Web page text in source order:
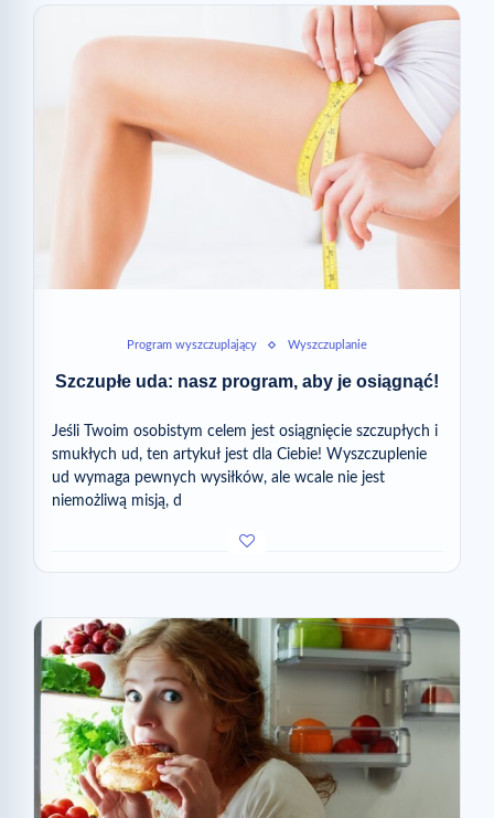
Program wyszczuplający Wyszczuplanie
Szczupłe uda: nasz program, aby je osiągnąć!
Jeśli Twoim osobistym celem jest osiągnięcie szczupłych i
smukłych ud, ten artykuł jest dla Ciebie! Wyszczuplenie
ud wymaga pewnych wysiłków, ale wcale nie jest
niemożliwą misją, d